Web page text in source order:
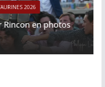
2026
en photos